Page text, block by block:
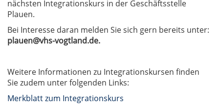
nächsten Integrationskurs in der Geschäftsstelle
Plauen.
Bei Interesse daran melden Sie sich gern bereits unter:
plauen@vhs-vogtland.de.
Weitere Informationen zu Integrationskursen finden
Sie zudem unter folgenden Links:
Merkblatt zum Integrationskurs